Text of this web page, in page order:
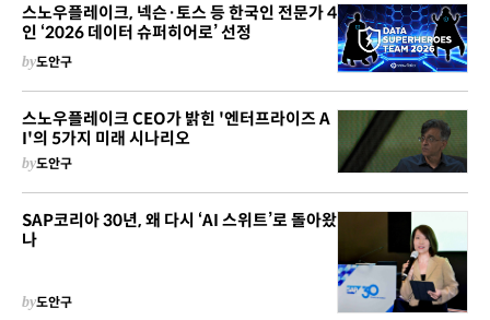
스노우플레이크, 넥슨·토스 등 한국인 전문가 4
인 ‘2026 데이터 슈퍼히어로’ 선정
by도안구
스노우플레이크 CEO가 밝힌 '엔터프라이즈 A
I'의 5가지 미래 시나리오
by도안구
SAP코리아 30년, 왜 다시 ‘AI 스위트’로 돌아왔
나
by도안구